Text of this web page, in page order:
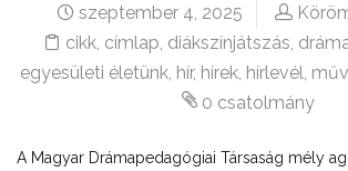
szeptember 4, 2025
cikk, címlap, diákszínjátszás,
egyesületi életünk, hír, hírek, hírlevél,
0 csatolmány
A Magyar Drámapedagógiai Társaság mély